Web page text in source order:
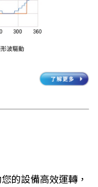
的設備高效運轉，